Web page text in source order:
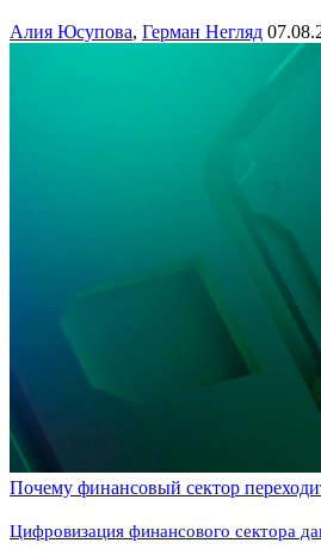
Алия Юсупова, Герман Негляд
Почему финансовый сектор
Цифровизация финансового сектора